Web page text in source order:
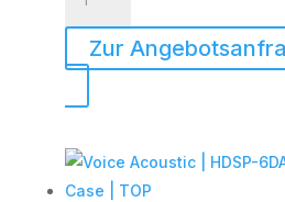
CXN-
Menge
Zur